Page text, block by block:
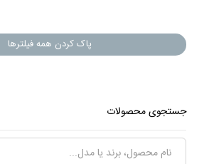
پاک کردن همه فیلترها
جستجوی محصولات